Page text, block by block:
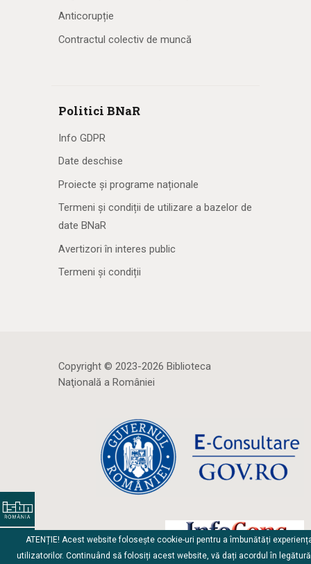
Anticorupție
Contractul colectiv de muncă
Politici BNaR
Info GDPR
Date deschise
Proiecte și programe naționale
Termeni și condiții de utilizare a bazelor de
date BNaR
Avertizori în interes public
Termeni și condiții
Copyright © 2023-2026 Biblioteca
Naţională a României
ATENȚIE! Acest website folosește cookie-uri pentru a îmbunătăți
utilizatorilor. Continuând să folosiți acest website, vă dați acordul în